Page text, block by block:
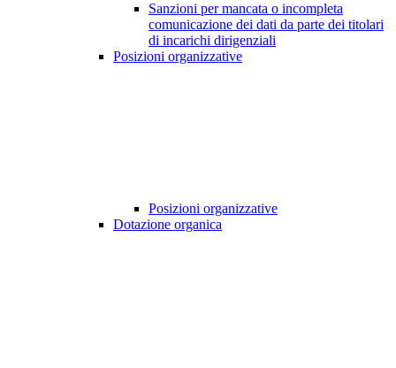
Sanzioni per mancata o incompleta
comunicazione dei dati da parte dei titolari
di incarichi dirigenziali
Posizioni organizzative
Posizioni organizzative
Dotazione organica